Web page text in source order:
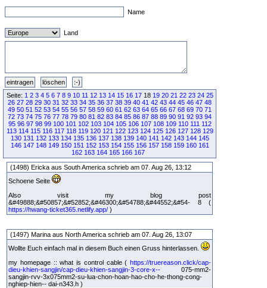
Name
Land
Seite: 1 2 3 4 5 6 7 8 9 10 11 12 13 14 15 16 1718 19 20 21 22 23 24 25
26 27 28 29 30 31 32 33 34 35 36 37 38 39 40 41 42 43 44 45 46 47 48
49 50 51 52 53 54 55 56 57 58 59 60 61 62 63 64 65 66 67 68 69 70 71
72 73 74 75 76 77 78 79 80 81 82 83 84 85 86 87 88 89 90 91 92 93 94
95 96 97 98 99 100 101 102 103 104 105 106 107 108 109 110 111 112
113 114 115 116 117 118 119 120 121 122 123 124 125 126 127 128 129
130 131 132 133 134 135 136 137 138 139 140 141 142 143 144 145
146 147 148 149 150 151 152 153 154 155 156 157 158 159 160 161
162 163 164 165 166 167
(1498) Ericka aus South America schrieb am 07. Aug 26, 13:12
Schoene Seite
Also visit my blog post
&#49888;&#50857;&#52852;&#46300;&#54788;&#44552;&#54- 8 (
https://hwang-ticket365.netlify.app/ )
(1497) Marina aus North America schrieb am 07. Aug 26, 13:07
Wollte Euch einfach mal in diesem Buch einen Gruss hinterlassen.
my homepage :: what is control cable ( https://truereason.click/cap-
dieu-khien-sangjin/cap-dieu-khien-sangjin-3-core-x-- 075-mm2-
sangjin-rvv-3x075mm2-su-lua-chon-hoan-hao-cho-he-thong-cong-
nghiep-hien-- dai-n343.h )